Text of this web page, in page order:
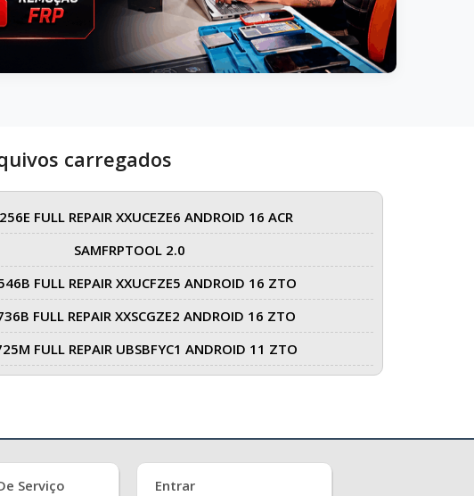
carregados
FULL REPAIR XXUCEZE6 ANDROID 16 ACR
SAMFRPTOOL 2.0
FULL REPAIR XXUCFZE5 ANDROID 16 ZTO
FULL REPAIR XXSCGZE2 ANDROID 16 ZTO
FULL REPAIR UBSBFYC1 ANDROID 11 ZTO
Serviço Entrar